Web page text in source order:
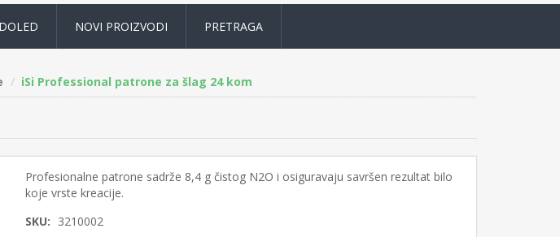
NOVI PROIZVODI PRETRAGA
iSi Professional patrone za šlag 24 kom
Profesionalne patrone sadrže 8,4 g čistog N2O i osiguravaju savršen rezultat bilo
koje vrste kreacije.
SKU: 3210002